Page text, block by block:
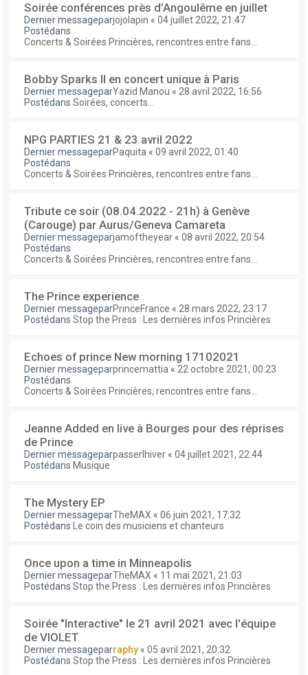
Soirée conférences près d’Angoulême en juillet
Dernier messageparjojolapin « 04 juillet 2022, 21:47
Postédans
Concerts & Soirées Princières, rencontres entre fans...
Bobby Sparks II en concert unique à Paris
Dernier messageparYazid Manou « 28 avril 2022, 16:56
Postédans Soirées, concerts...
NPG PARTIES 21 & 23 avril 2022
Dernier messageparPaquita « 09 avril 2022, 01:40
Postédans
Concerts & Soirées Princières, rencontres entre fans...
Tribute ce soir (08.04.2022 - 21h) à Genève
(Carouge) par Aurus/Geneva Camareta
Dernier messageparjamoftheyear « 08 avril 2022, 20:54
Postédans
Concerts & Soirées Princières, rencontres entre fans...
The Prince experience
Dernier messageparPrinceFrance « 28 mars 2022, 23:17
Postédans Stop the Press : Les dernières infos Princières
Echoes of prince New morning 17102021
Dernier messageparprincemattia « 22 octobre 2021, 00:23
Postédans
Concerts & Soirées Princières, rencontres entre fans...
Jeanne Added en live à Bourges pour des réprises
de Prince
Dernier messageparpasserlhiver « 04 juillet 2021, 22:44
Postédans Musique
The Mystery EP
Dernier messageparTheMAX « 06 juin 2021, 17:32
Postédans
Le coin des musiciens et chanteurs
Once upon a time in Minneapolis
Dernier messageparTheMAX « 11 mai 2021, 21:03
Postédans Stop the Press : Les dernières infos Princières
Soirée "Interactive" le 21 avril 2021 avec l'équipe
de VIOLET
Dernier messageparraphy « 05 avril 2021, 20:32
Postédans Stop the Press : Les dernières infos Princières